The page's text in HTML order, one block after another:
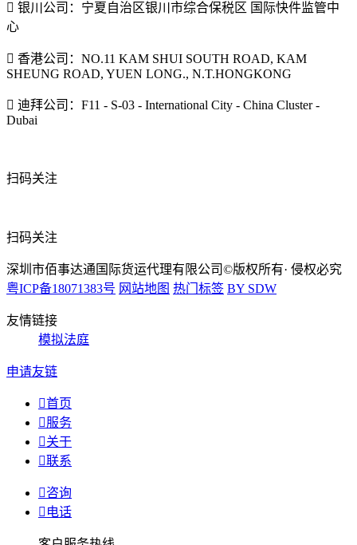
 银川公司：宁夏自治区银川市综合保税区 国际快件监管中
心
 香港公司：NO.11 KAM SHUI SOUTH ROAD, KAM
SHEUNG ROAD, YUEN LONG., N.T.HONGKONG
 迪拜公司：F11 - S-03 - International City - China Cluster -
Dubai
扫码关注
扫码关注
深圳市佰事达通国际货运代理有限公司©版权所有· 侵权必究
粤ICP备18071383号 网站地图 热门标签 BY SDW
友情链接
模拟法庭
申请友链
首页
服务
关于
联系
咨询
 电话